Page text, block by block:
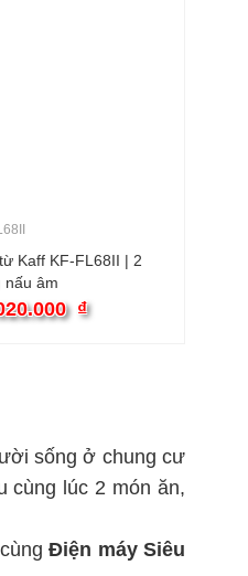
Kaff KF-FL68II | 2
nấu âm
₫
sống ở chung cư
cùng lúc 2 món ăn,
Điện máy Siêu